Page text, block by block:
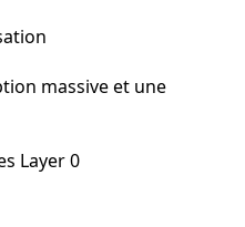
massive et une
Layer 0